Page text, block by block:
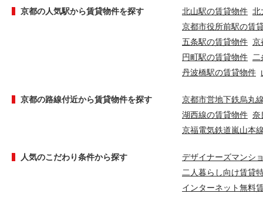
京都の人気駅から賃貸物件を探す 北山駅の賃貸物件 北
京都市役所前駅の賃
五条駅の賃貸物件 京
円町駅の賃貸物件 二
丹波橋駅の賃貸物件
京都の路線付近から賃貸物件を探す
京都市営地下鉄烏丸
湖西線の賃貸物件 奈
京福電気鉄道嵐山本
人気のこだわり条件から探す
デザイナーズマンシ
二人暮らし向け賃貸
インターネット無料